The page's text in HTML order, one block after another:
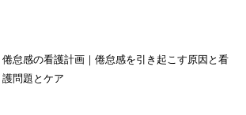
倦怠感の看護計画｜倦怠感を引き起こす原因と看
護問題とケア